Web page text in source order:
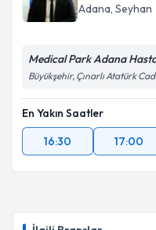
Adana, Seyhan
Medical Park Adana
Büyükşehir, Çınarlı Atatürk
En Yakın Saatler
16:30
17:00